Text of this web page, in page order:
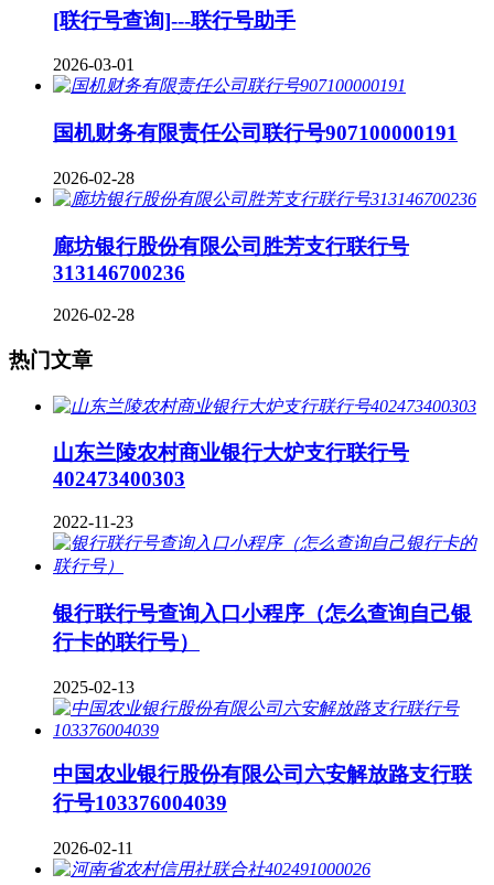
[联行号查询]---联行号助手
2026-03-01
国机财务有限责任公司联行号907100000191
2026-02-28
廊坊银行股份有限公司胜芳支行联行号
313146700236
2026-02-28
热门文章
山东兰陵农村商业银行大炉支行联行号
402473400303
2022-11-23
银行联行号查询入口小程序（怎么查询自己银
行卡的联行号）
2025-02-13
中国农业银行股份有限公司六安解放路支行联
行号103376004039
2026-02-11